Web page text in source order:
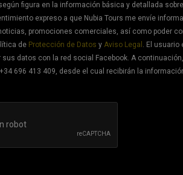
figura en la información básica y detallada sobre
expreso a que Nubia Tours me envíe
promociones comerciales, así como poder
de Protección de Datos y Aviso Legal . El usuario
sus datos con la red social Facebook. A
696 413 409, desde el cual recibirán la